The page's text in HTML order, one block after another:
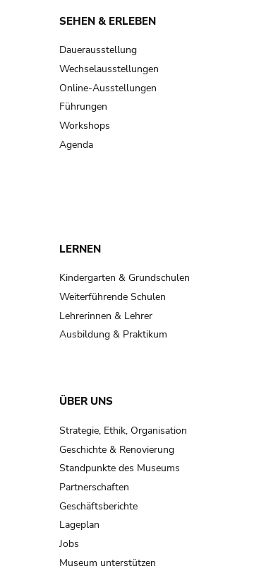
SEHEN & ERLEBEN
Dauerausstellung
Wechselausstellungen
Online-Ausstellungen
Führungen
Workshops
Agenda
LERNEN
Kindergarten & Grundschulen
Weiterführende Schulen
Lehrerinnen & Lehrer
Ausbildung & Praktikum
ÜBER UNS
Strategie, Ethik, Organisation
Geschichte & Renovierung
Standpunkte des Museums
Partnerschaften
Geschäftsberichte
Lageplan
Jobs
Museum unterstützen